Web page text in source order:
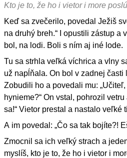
Kto je to, že ho i vietor i more
Keď sa zvečerilo, povedal Ježiš
na druhý breh.“ I opustili zástup a
bol, na lodi. Boli s ním aj iné lode.
Tu sa strhla veľká víchrica a vlny
už napĺňala. On bol v zadnej časti
Zobudili ho a povedali mu:
hynieme?“ On vstal, pohrozil
sa!“ Vietor prestal a nastalo veľké
A im povedal: „Čo sa tak bojíte?!
Zmocnil sa ich veľký strach a
myslíš, kto je to, že ho i vietor i